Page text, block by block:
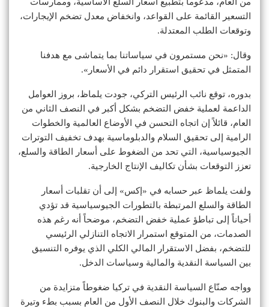
التسعير القائمة على القواعد، وانخفاض معدل تضخم الإيجارات،
وتوقعات الطلب المعتدلة.
وقال: «نحن مستمرون في سياساتنا بما يتماشى مع هدفنا
المتمثل في تحقيق استقرار دائم في الأسعار».
بدوره، توقع نائب الرئيس التركي، جودت يلماظ، بروز العوامل
الداعمة لعملية خفض التضخم بشكل أكبر في النصف الثاني من
العام، قائلاً إن اتجاه التحسن في الأوضاع العالمية والخطوات
الرامية إلى تحقيق السلام والدبلوماسية بهدف تخفيف التوترات
الجيوسياسية، التي تحد من الضغوط على أسعار الطاقة والسلع،
تعزز التوقعات بشأن تكاليف الإنتاج الخارجية.
ولفت يلماظ عبر حسابه في «إكس» إلى أن تقلبات أسعار
الطاقة والسلع المرتبطة بالتطورات الجيوسياسية قد تؤدي
أحياناً إلى تباطؤ عملية خفض التضخم، موضحاً أنه رغم هذه
الصدمات، من المتوقع استمرار الاتجاه التنازلي الرئيسي
للتضخم، بفضل الاستقرار المالي الكلي الذي يوفره التنسيق
بين السياسة النقدية والمالية وسياسات الدخل.
وواجه صنّاع السياسة النقدية في تركيا ضغوطاً متزايدة من
الشركات والبنوك خلال النصف الأول من العام بسبب بطء وتيرة